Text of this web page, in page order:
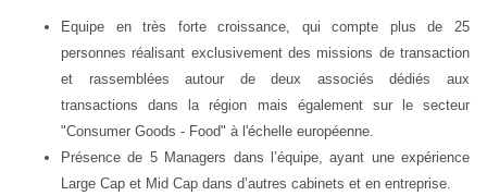
Equipe en très forte croissance, qui compte plus de 25
personnes réalisant exclusivement des missions de transaction
et rassemblées autour de deux associés dédiés aux
transactions dans la région mais également sur le secteur
"Consumer Goods - Food" à l'échelle européenne.
Présence de 5 Managers dans l’équipe, ayant une expérience
Large Cap et Mid Cap dans d’autres cabinets et en entreprise.